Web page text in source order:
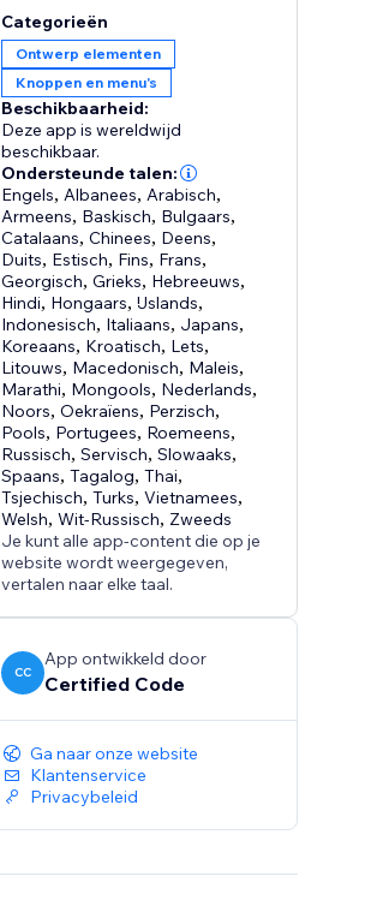
Categorieën
Ontwerp elementen
Knoppen en menu's
Beschikbaarheid:
Deze app is wereldwijd
beschikbaar.
Ondersteunde talen:
Engels, Albanees, Arabisch,
Armeens, Baskisch, Bulgaars,
Catalaans,Chinees, Deens,
Duits, Estisch, Fins, Frans,
Georgisch,Grieks, Hebreeuws,
Hindi, Hongaars,IJslands,
Indonesisch, Italiaans, Japans,
Koreaans, Kroatisch, Lets,
Litouws, Macedonisch, Maleis,
Marathi, Mongools, Nederlands,
Noors,Oekraïens, Perzisch,
Pools, Portugees, Roemeens,
Russisch,Servisch,Slowaaks,
Spaans,Tagalog,Thai,
Tsjechisch,Turks,Vietnamees,
Welsh,Wit-Russisch, Zweeds
Je kunt alle app-content die op je
website wordt weergegeven,
vertalen naar elke taal.
CC
App ontwikkeld door
Certified Code
Ga naar onze website
Klantenservice
Privacybeleid